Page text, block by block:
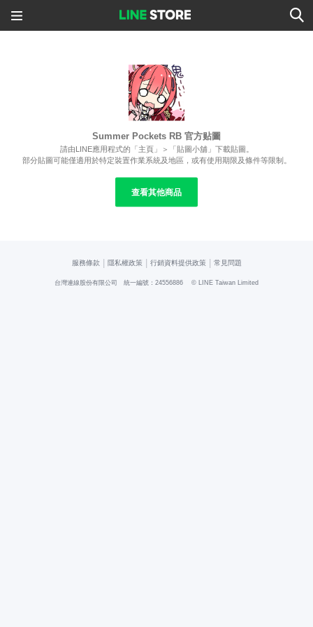
Summer Pockets RB 官方贴圖
請由LINE應用程式的「主頁」＞「貼圖小舖」下載貼圖。
部分貼圖可能僅適用於特定裝置作業系統及地區，或有使用期限及條件等限制。
查看其他商品
服務條款 隱私權政策 行銷資料提供政策 常見問題
台灣連線股份有限公司 統一編號：24556886 © LINE Taiwan Limited